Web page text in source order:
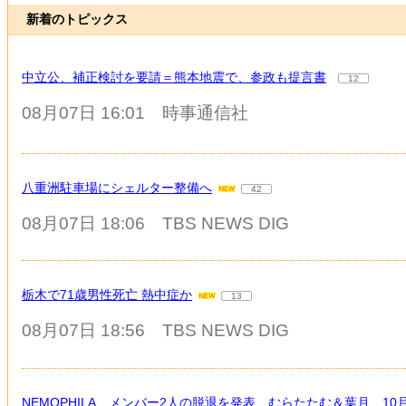
新着のトピックス
中立公、補正検討を要請＝熊本地震で、参政も提言書 12
08月07日 16:01 時事通信社
八重洲駐車場にシェルター整備へ 42
08月07日 18:06 TBS NEWS DIG
栃木で71歳男性死亡 熱中症か 13
08月07日 18:56 TBS NEWS DIG
NEMOPHILA、メンバー2人の脱退を発表 むらたたむ＆葉月 10